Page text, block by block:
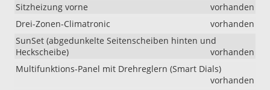
Sitzheizung vorne
vorhanden
Drei-Zonen-Climatronic
vorhanden
SunSet (abgedunkelte Seitenscheiben hinten und
Heckscheibe)
vorhanden
Multifunktions-Panel mit Drehreglern (Smart Dials)
vorhanden